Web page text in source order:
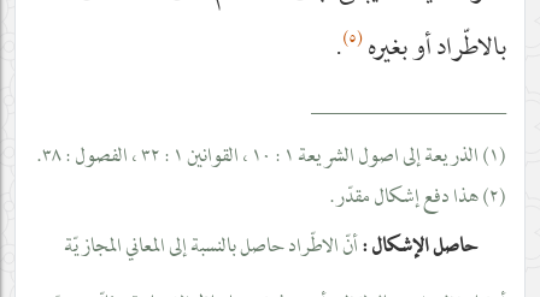
بالاطّراد أو بغيره(٥) .
__________________
(١) الذريعة إلى اصول الشريعة ١ : ١٠ ، القوانين ١ : ٣٢ ، الفصول : ٣٨.
(٢) هذا دفع إشكال مقدّر.
حاصل الإشكال :أنّ الاطّراد حاصل بالنسبة إلى المعاني المجازيّة